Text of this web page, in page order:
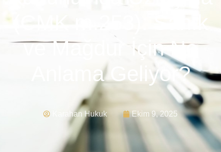
(CMK m.253): Sanık
ve Mağdur İçin Ne
Anlama Geliyor?
Karahan Hukuk Ekim 9, 2025